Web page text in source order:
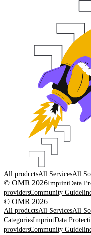
All productsAll ServicesAll
© OMR 2026ImprintData
providersCommunity
© OMR 2026
All productsAll ServicesAll
CategoriesImprintData
providersCommunity